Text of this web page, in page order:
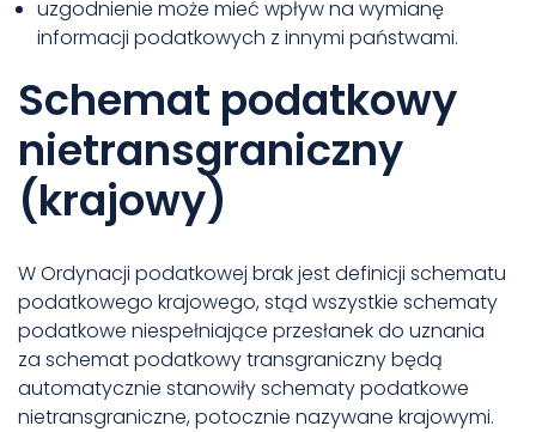
uzgodnienie może mieć wpływ na wymianę
informacji podatkowych z innymi państwami.
Schemat podatkowy
nietransgraniczny
(krajowy)
W Ordynacji podatkowej brak jest definicji schematu
podatkowego krajowego, stąd wszystkie schematy
podatkowe niespełniające przesłanek do uznania
za schemat podatkowy transgraniczny będą
automatycznie stanowiły schematy podatkowe
nietransgraniczne, potocznie nazywane krajowymi.